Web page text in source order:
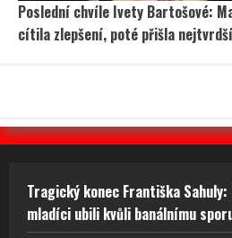
Poslední chvíle Ivety Bartošové:
cítila zlepšení, poté přišla
Tragický konec Františka
mladíci ubili kvůli banálnímu